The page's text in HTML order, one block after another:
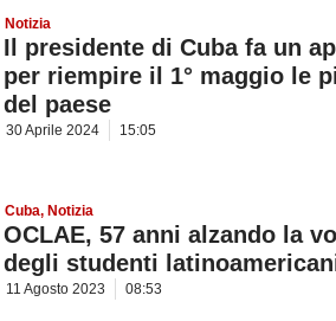
Notizia
Il presidente di Cuba fa un
per riempire il 1° maggio le
del paese
30 Aprile 2024 15:05
Cuba, Notizia
OCLAE, 57 anni alzando la
degli studenti
11 Agosto 2023 08:53